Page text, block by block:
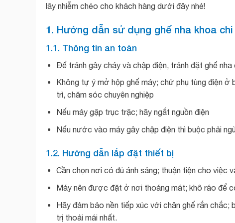
lây nhiễm chéo cho khách hàng dưới đây nhé!
1. Hướng dẫn sử dụng ghế nha khoa
1.1. Thông tin an toàn
Để tránh gây cháy và chập điện, tránh đặt ghế
Không tự ý mở hộp ghế máy; chứ phụ tùng điện ở
trì, chăm sóc chuyên nghiệp
Nếu máy gặp trục trặc; hãy ngắt nguồn điện
Nếu nước vào máy gây chập điện thì buộc phải
1.2. Hướng dẫn lắp đặt thiết bị
Cần chọn nơi có đủ ánh sáng; thuận tiện cho việc
Máy nên được đặt ở nơi thoáng mát; khô ráo để
Hãy đảm bảo nền tiếp xúc với chân ghế rắn
trị thoải mái nhất.